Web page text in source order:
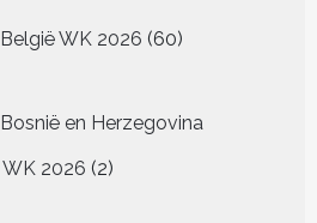
België WK 2026 60
producten
Bosnië en Herzegovina
WK 2026 22